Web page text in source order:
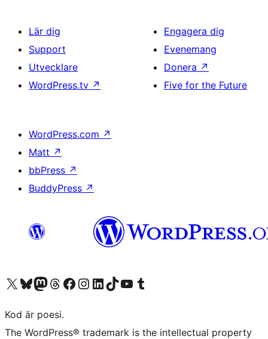
Lär dig
Support
Utvecklare
WordPress.tv ↗
Engagera dig
Evenemang
Donera ↗
Five for the Future
WordPress.com ↗
Matt ↗
bbPress ↗
BuddyPress ↗
Besök vår X-konto (f.d. Twitter)
Besök vårt Bluesky-konto
Besök vårt Mastodon-konto
Besök vårt Thread-konto
Besök vår Facebook-sidaBesök vårt Instagram-konto
Besök vårt LinkedIn-konto
Besök vårt TikTok-konto
Besök vår YouTube-kanalBesök vårt Tumblr-konto
Kod är poesi.
The WordPress® trademark is the intellectual property